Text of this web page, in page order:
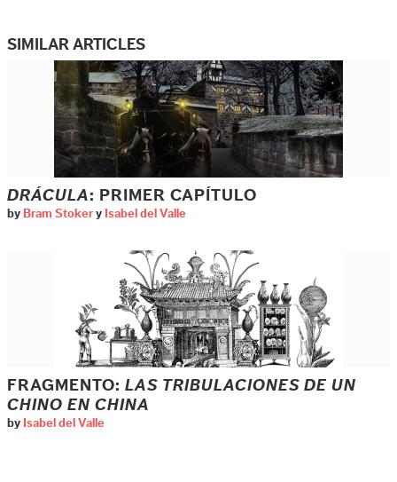
SIMILAR ARTICLES
DRÁCULA: PRIMER CAPÍTULO
by Bram Stoker y Isabel del Valle
FRAGMENTO: LAS TRIBULACIONES DE UN
CHINO EN CHINA
by Isabel del Valle